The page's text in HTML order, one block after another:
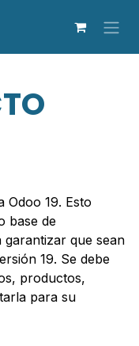
Odoo 19. Esto
base de
que sean
19. Se debe
productos,
para su